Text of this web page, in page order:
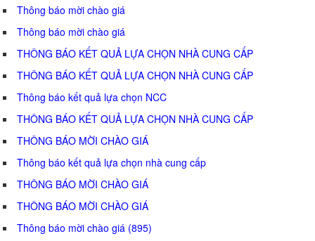
Thông báo mời chào giá
Thông báo mời chào giá
THÔNG BÁO KẾT QUẢ LỰA CHỌN NHÀ CUNG CẤP
THÔNG BÁO KẾT QUẢ LỰA CHỌN NHÀ CUNG CẤP
Thông báo kết quả lựa chọn NCC
THÔNG BÁO KẾT QUẢ LỰA CHỌN NHÀ CUNG CẤP
THÔNG BÁO MỜI CHÀO GIÁ
Thông báo kết quả lựa chọn nhà cung cấp
THÔNG BÁO MỜI CHÀO GIÁ
THÔNG BÁO MỜI CHÀO GIÁ
Thông báo mời chào giá (895)